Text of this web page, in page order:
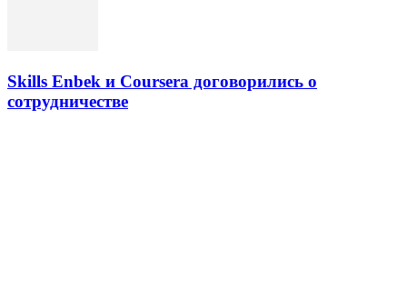
Skills Enbek и Coursera договорились о
сотрудничестве